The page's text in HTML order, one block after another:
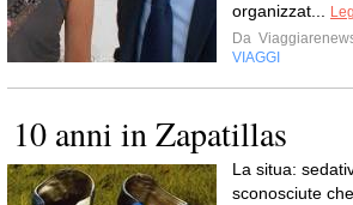
organizzat...
Da
VIAGGI
10 anni in Zapatillas
La situa:
sconosciute